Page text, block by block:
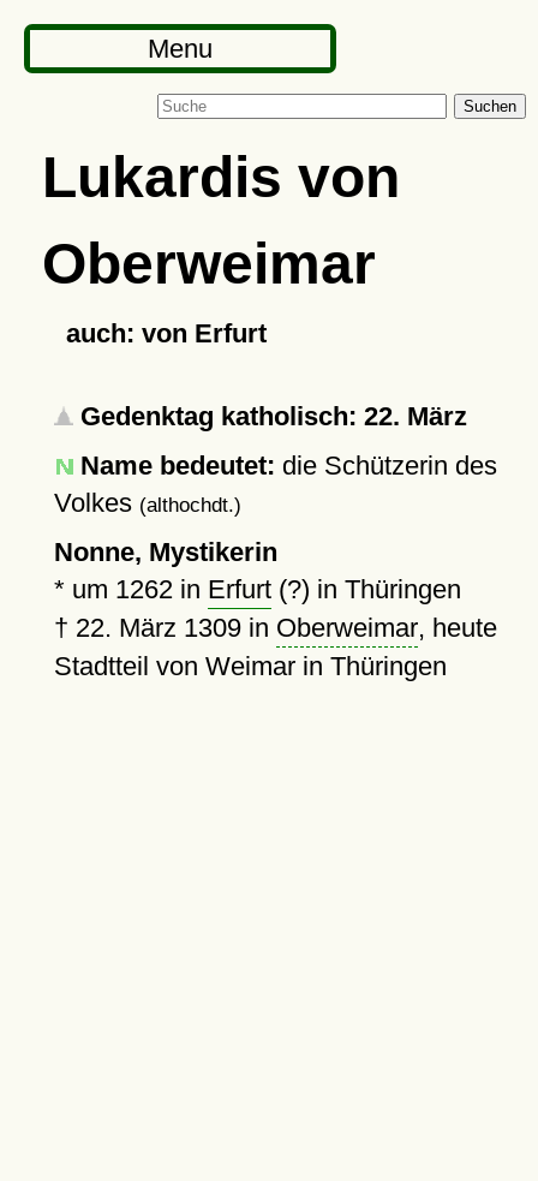
Menu
Suchen
Lukardis von
Oberweimar
auch: von Erfurt
Gedenktag katholisch: 22. März
Name bedeutet: die Schützerin des
Volkes (althochdt.)
Nonne, Mystikerin
* um 1262in Erfurt(?) in Thüringen
† 22. März 1309in Oberweimar, heute
Stadtteil von Weimar in Thüringen